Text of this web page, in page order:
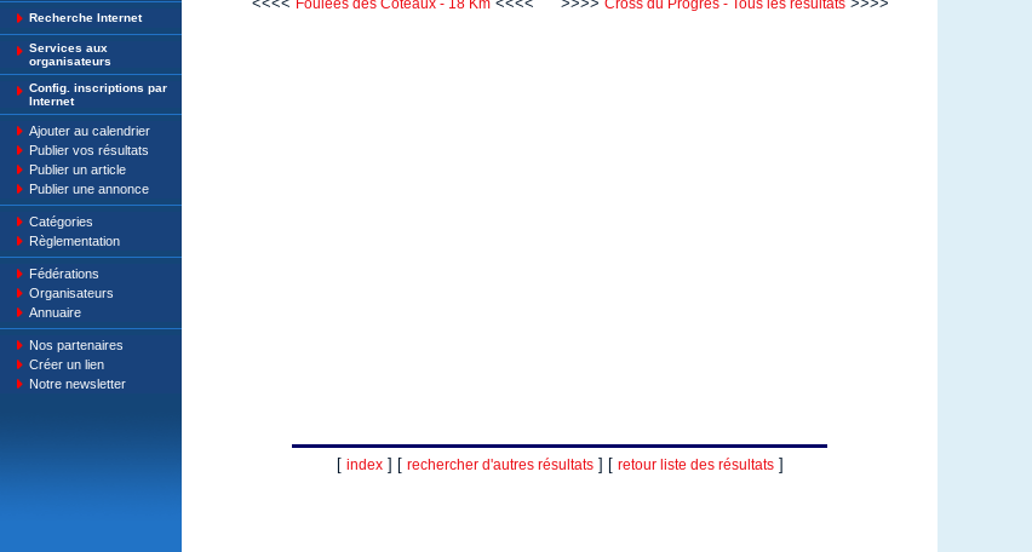
Recherche Internet
Services aux
organisateurs
Config. inscriptions par
Internet
Ajouter au calendrier
Publier vos résultats
Publier un article
Publier une annonce
Catégories
Règlementation
Fédérations
Organisateurs
Annuaire
Nos partenaires
Créer un lien
Notre newsletter
[ index] [ rechercher d'autres résultats] [ retour liste des résultats]